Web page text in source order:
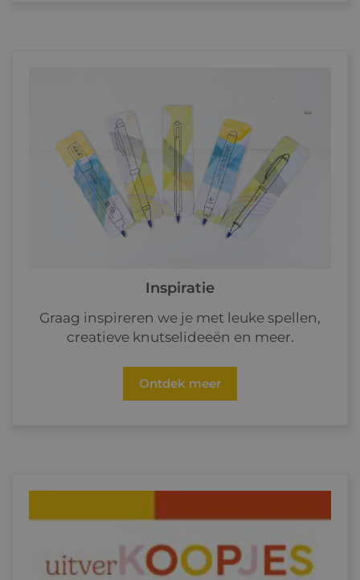
Inspiratie
Graag inspireren we je met leuke spellen,
creatieve knutselideeën en meer.
Ontdek meer